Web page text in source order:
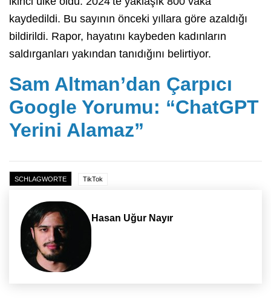
kaydedildi. Bu sayının önceki yıllara göre azaldığı
bildirildi. Rapor, hayatını kaybeden kadınların
saldırganları yakından tanıdığını belirtiyor.
Sam Altman’dan Çarpıcı
Google Yorumu: “ChatGPT
Yerini Alamaz”
SCHLAGWORTE TikTok
Hasan Uğur Nayır